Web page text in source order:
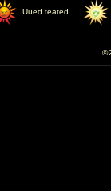
Uued teated
©